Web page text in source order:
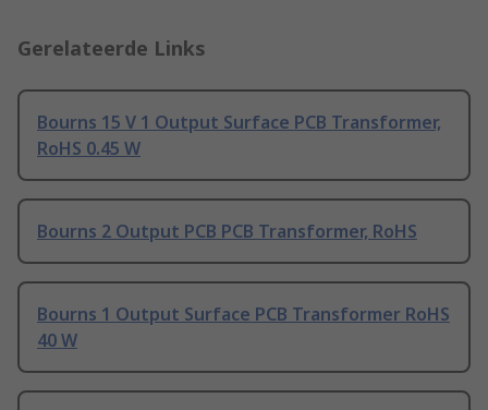
Gerelateerde Links
Bourns 15 V 1 Output Surface PCB Transformer,
RoHS 0.45 W
Bourns 2 Output PCB PCB Transformer, RoHS
Bourns 1 Output Surface PCB Transformer RoHS
40 W